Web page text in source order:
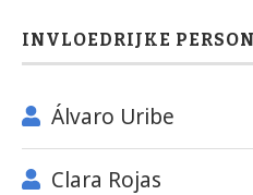
INVLOEDRIJKE
Álvaro Uribe
Clara Rojas